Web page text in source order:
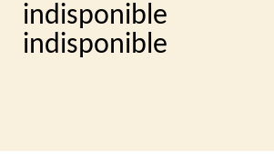
indisponible
indisponible